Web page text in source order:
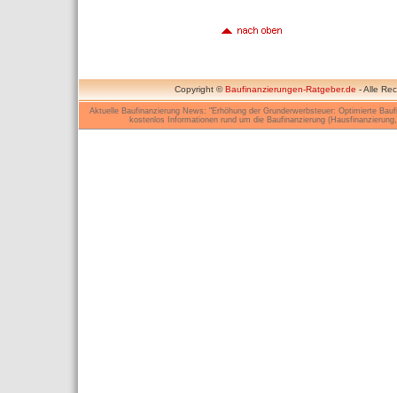
Copyright ©Baufinanzierungen-Ratgeber.de- Alle
Aktuelle Baufinanzierung News: "Erhöhung der Grunderwerbsteuer: Optimierte
kostenlos Informationen rund um die Baufinanzierung